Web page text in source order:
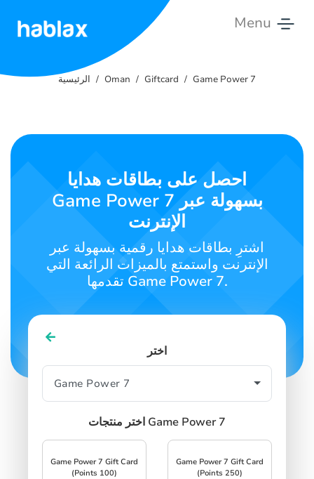
Menu
التسعيرات
تواصل
SIGN UP
الرئيسية Oman Giftcard Game Power 7
احصل على بطاقات هدايا
Game Power 7 بسهولة عبر
الإنترنت
اشترِ بطاقات هدايا رقمية بسهولة عبر
الإنترنت واستمتع بالميزات الرائعة التي
تقدمها Game Power 7.
اختر
اختر منتجات Game Power 7
Game Power 7 Gift Card
(Points 100)
Game Power 7 Gift Card
(Points 250)